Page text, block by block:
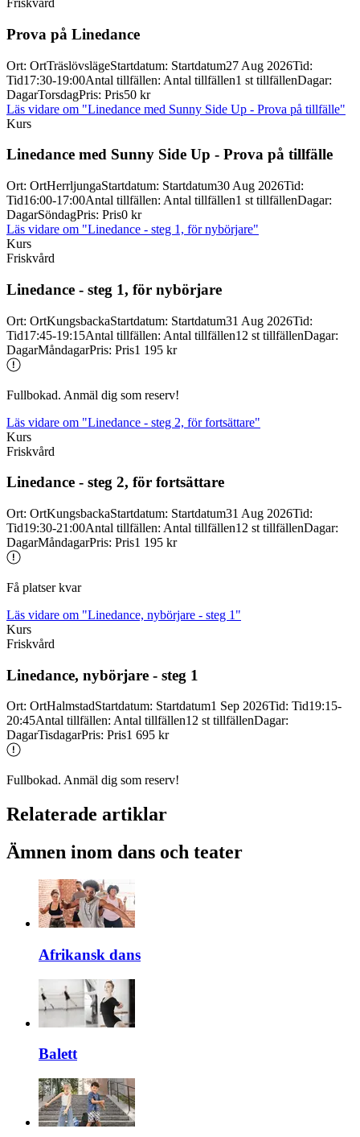
Friskvård
Prova på Linedance
Ort: OrtTräslövslägeStartdatum: Startdatum27 Aug 2026Tid:
Tid17:30-19:00Antal tillfällen: Antal tillfällen1 st tillfällenDagar:
DagarTorsdagPris: Pris50 kr
Läs vidare om "Linedance med Sunny Side Up - Prova på tillfälle"
Kurs
Linedance med Sunny Side Up - Prova på tillfälle
Ort: OrtHerrljungaStartdatum: Startdatum30 Aug 2026Tid:
Tid16:00-17:00Antal tillfällen: Antal tillfällen1 st tillfällenDagar:
DagarSöndagPris: Pris0 kr
Läs vidare om "Linedance - steg 1, för nybörjare"
Kurs
Friskvård
Linedance - steg 1, för nybörjare
Ort: OrtKungsbackaStartdatum: Startdatum31 Aug 2026Tid:
Tid17:45-19:15Antal tillfällen: Antal tillfällen12 st tillfällenDagar:
DagarMåndagarPris: Pris1 195 kr
Fullbokad. Anmäl dig som reserv!
Läs vidare om "Linedance - steg 2, för fortsättare"
Kurs
Friskvård
Linedance - steg 2, för fortsättare
Ort: OrtKungsbackaStartdatum: Startdatum31 Aug 2026Tid:
Tid19:30-21:00Antal tillfällen: Antal tillfällen12 st tillfällenDagar:
DagarMåndagarPris: Pris1 195 kr
Få platser kvar
Läs vidare om "Linedance, nybörjare - steg 1"
Kurs
Friskvård
Linedance, nybörjare - steg 1
Ort: OrtHalmstadStartdatum: Startdatum1 Sep 2026Tid: Tid19:15-
20:45Antal tillfällen: Antal tillfällen12 st tillfällenDagar:
DagarTisdagarPris: Pris1 695 kr
Fullbokad. Anmäl dig som reserv!
Relaterade artiklar
Ämnen inom dans och teater
Afrikansk dans
Balett